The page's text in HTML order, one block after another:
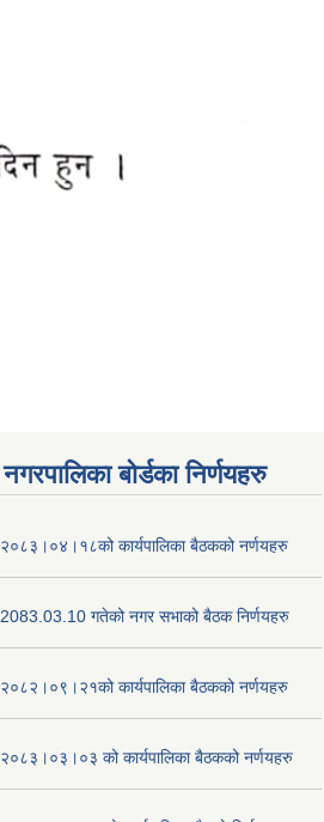
नगरपालिका बोर्डका निर्णयहरु
२०८३।०४।१८को कार्यपालिका बैठकको नर्णयहरु
2083.03.10 गतेको नगर सभाको बैठक निर्णयहरु
२०८२।०९।२१को कार्यपालिका बैठकको नर्णयहरु
२०८३।०३।०३ को कार्यपालिका बैठकको नर्णयहरु